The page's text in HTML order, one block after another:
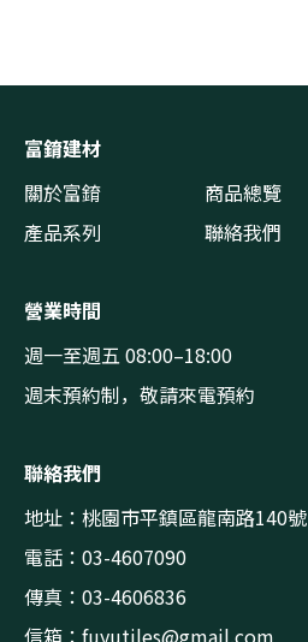
富錥建材
關於富錥
商品總覽
產品系列
聯絡我們
營業時間
週一至週五 08:00–18:00
週末預約制，敬請來電預約
聯絡我們
地址：桃園市平鎮區龍南路140號
電話：03-4607090
傳真：03-4606836
信箱： fuyutiles@gmail.com